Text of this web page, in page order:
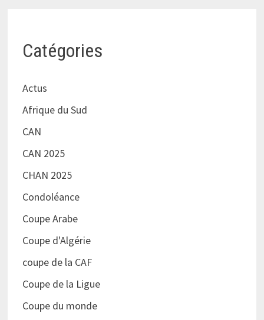
Catégories
Actus
Afrique du Sud
CAN
CAN 2025
CHAN 2025
Condoléance
Coupe Arabe
Coupe d'Algérie
coupe de la CAF
Coupe de la Ligue
Coupe du monde